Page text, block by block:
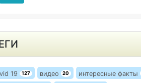
19 127 видео 20 интересные факты